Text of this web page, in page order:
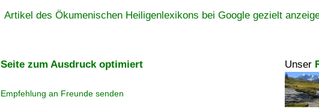
Artikel des Ökumenischen Heiligenlexikons bei Google gezielt
Seite zum Ausdruck optimiert Unser
Empfehlung an Freunde senden